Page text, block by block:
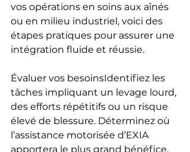
vos opérations en soins aux aînés
ou en milieu industriel, voici des
étapes pratiques pour assurer une
intégration fluide et réussie.
Évaluer vos besoinsIdentifiez les
tâches impliquant un levage lourd,
des efforts répétitifs ou un risque
élevé de blessure. Déterminez où
l’assistance motorisée d’EXIA
apportera le plus grand bénéfice.